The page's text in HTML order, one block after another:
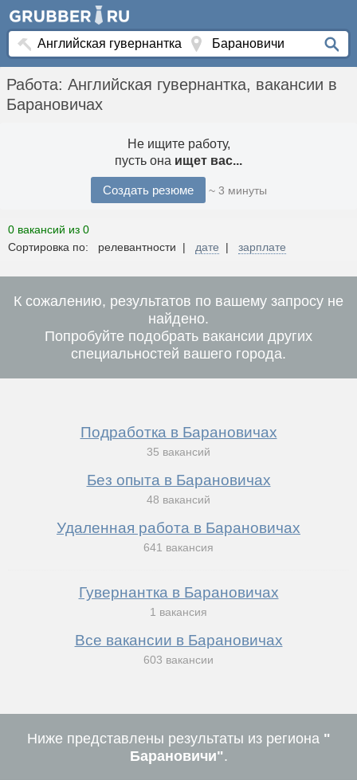
Работа: Английская гувернантка, вакансии в
Барановичах
Не ищите работу,
пусть она ищет вас...
Создать резюме ~ 3 минуты
0 вакансий из 0
Сортировка по: релевантности | дате | зарплате
К сожалению, результатов по вашему запросу не
найдено.
Попробуйте подобрать вакансии других
специальностей вашего города.
Подработка в Барановичах
35 вакансий
Без опыта в Барановичах
48 вакансий
Удаленная работа в Барановичах
641 вакансия
Гувернантка в Барановичах
1 вакансия
Все вакансии в Барановичах
603 вакансии
Ниже представлены результаты из региона "
Барановичи".